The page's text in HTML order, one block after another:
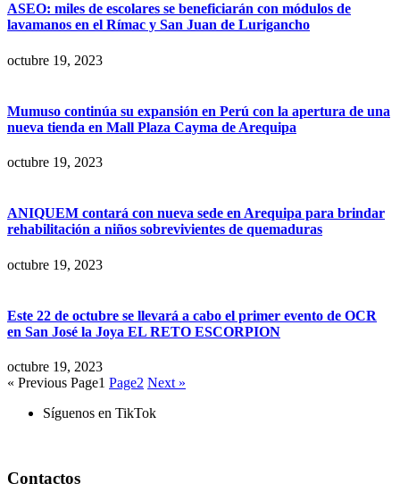
ASEO: miles de escolares se beneficiarán con módulos de
lavamanos en el Rímac y San Juan de Lurigancho
octubre 19, 2023
Mumuso continúa su expansión en Perú con la apertura de una
nueva tienda en Mall Plaza Cayma de Arequipa
octubre 19, 2023
ANIQUEM contará con nueva sede en Arequipa para brindar
rehabilitación a niños sobrevivientes de quemaduras
octubre 19, 2023
Este 22 de octubre se llevará a cabo el primer evento de OCR
en San José la Joya EL RETO ESCORPION
octubre 19, 2023
« Previous Page1 Page2 Next »
Síguenos en TikTok
Contactos